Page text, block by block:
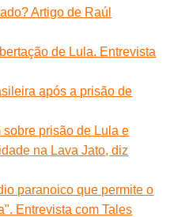
Artigo de Raúl
de Lula. Entrevista
após a prisão de
prisão de Lula e
na Lava Jato, diz
paranoico que permite o
Entrevista com Tales